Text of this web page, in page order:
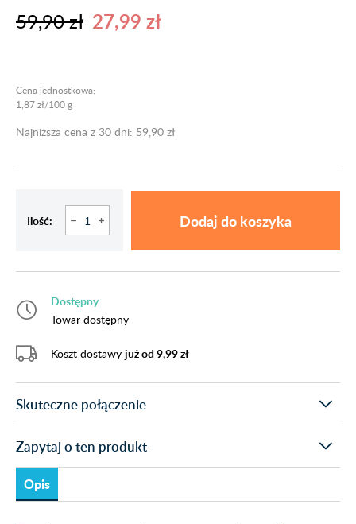
59,90 zł 27,99 zł
Cena jednostkowa:
1,87 zł/100 g
Najniższa cena z 30 dni: 59,90 zł
Ilość: Dodaj do koszyka
Dostępny
Towar dostępny
Koszt dostawy już od 9,99 zł
Skuteczne połączenie
Zapytaj o ten produkt
Opis